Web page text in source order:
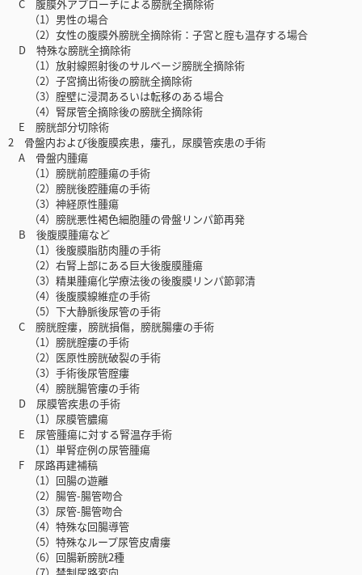
C 腹膜外アプローチによる膀胱全摘除術
（1）男性の場合
（2）女性の腹膜外膀胱全摘除術：子宮と腟も温存する場合
D 特殊な膀胱全摘除術
（1）放射線照射後のサルベージ膀胱全摘除術
（2）子宮摘出術後の膀胱全摘除術
（3）腟壁に浸潤あるいは転移のある場合
（4）腎尿管全摘除後の膀胱全摘除術
E 膀胱部分切除術
2 骨盤内および後腹膜疾患，瘻孔，尿膜管疾患の手術
A 骨盤内腫瘍
（1）膀胱前腔腫瘍の手術
（2）膀胱後腔腫瘍の手術
（3）神経原性腫瘍
（4）膀胱悪性褐色細胞腫の骨盤リンパ節再発
B 後腹膜腫瘍など
（1）後腹膜脂肪肉腫の手術
（2）右腎上部にある巨大後腹膜腫瘍
（3）精巣腫瘍化学療法後の後腹膜リンパ節郭清
（4）後腹膜線維症の手術
（5）下大静脈後尿管の手術
C 膀胱腟瘻，膀胱損傷，膀胱腸瘻の手術
（1）膀胱腟瘻の手術
（2）医原性膀胱破裂の手術
（3）手術後尿管腟瘻
（4）膀胱腸管瘻の手術
D 尿膜管疾患の手術
（1）尿膜管膿瘍
E 尿管腫瘍に対する腎温存手術
（1）単腎症例の尿管腫瘍
F 尿路再建補稿
（1）回腸の遊離
（2）腸管-腸管吻合
（3）尿管-腸管吻合
（4）特殊な回腸導管
（5）特殊なループ尿管皮膚瘻
（6）回腸新膀胱2種